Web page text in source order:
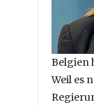
Belgien
Weil es